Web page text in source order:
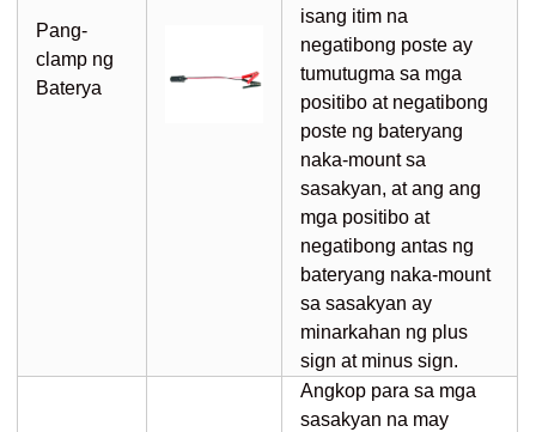
Pang-
clamp ng
Baterya
isang itim na
negatibong poste ay
tumutugma sa mga
positibo at negatibong
poste ng bateryang
naka-mount sa
sasakyan, at ang ang
mga positibo at
negatibong antas ng
bateryang naka-mount
sa sasakyan ay
minarkahan ng plus
sign at minus sign.
Angkop para sa mga
sasakyan na may